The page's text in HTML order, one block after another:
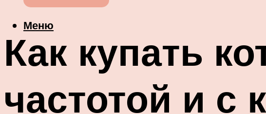
Меню
Как купать
частотой и с